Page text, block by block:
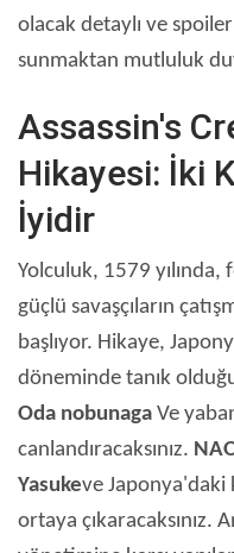
olacak detaylı ve
sunmaktan mutluluk
Assassin's
Hikayesi: İki
İyidir
Yolculuk, 1579
güçlü savaşçıların
başlıyor. Hikaye,
döneminde tanık
Oda nobunaga Ve
canlandıracaksınız.
Yasukeve Japonya'daki
ortaya çıkaracaksınız.